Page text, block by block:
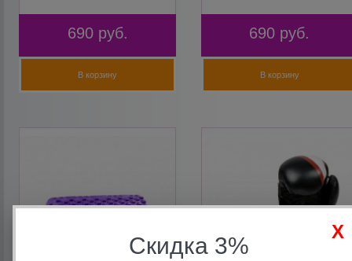
690 руб.
В корзину
690 руб.
В корзину
Скидка 3%